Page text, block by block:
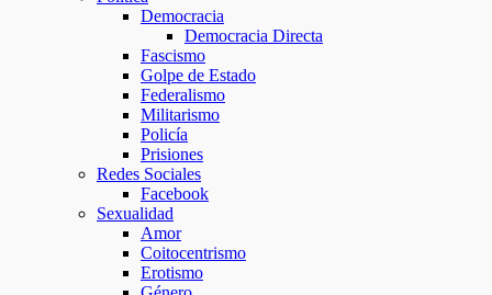
Democracia
Democracia Directa
Fascismo
Golpe de Estado
Federalismo
Militarismo
Policía
Prisiones
Redes Sociales
Facebook
Sexualidad
Amor
Coitocentrismo
Erotismo